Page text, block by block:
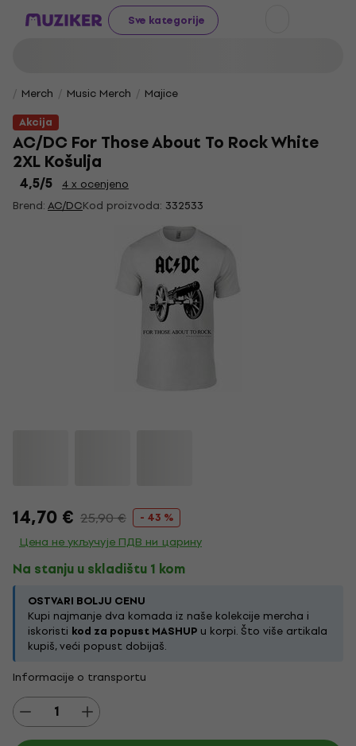
Sve kategorije
Merch Music Merch
Majice
Akcija
AC/DC For Those About To Rock White
2XL Košulja
4,5/5 4 x ocenjeno
Brend:AC/DCKod proizvoda: 332533
14,70 € 25,90 € - 43 %
Цена не укључује ПДВ ни царину
Na stanju u skladištu 1 kom
OSTVARI BOLJU CENU
Kupi najmanje dva komada iz naše kolekcije mercha i
iskoristi kod za popust MASHUP u korpi. Što više artikala
kupiš, veći popust dobijaš.
Informacije o transportu